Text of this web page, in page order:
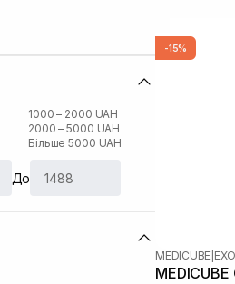
1000 – 2000 UAH
2000 – 5000 UAH
Більше 5000 UAH
До
-15%
MEDICUBE